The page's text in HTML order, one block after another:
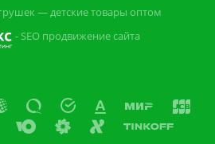
— детские товары оптом
- SEO продвижение сайта